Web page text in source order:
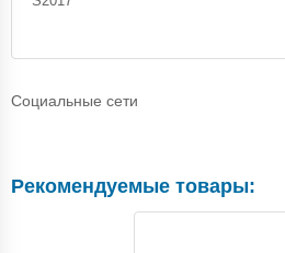
Социальные сети
Рекомендуемые товары: